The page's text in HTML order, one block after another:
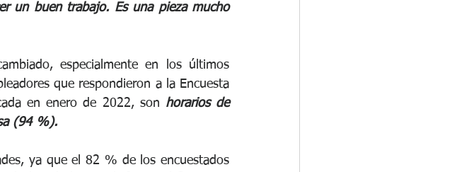
un buen trabajo. Es una pieza mucho
especialmente en los últimos
que respondieron a la Encuesta
en enero de 2022, son horarios de
(94 %).
ya que el 82 % de los encuestados